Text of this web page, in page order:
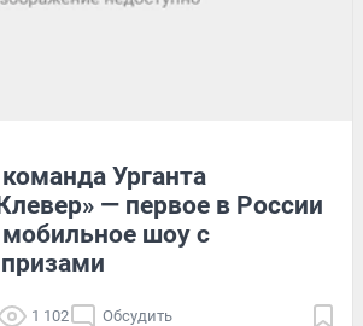
Урганта
— первое в России
шоу с
1 102 Обсудить